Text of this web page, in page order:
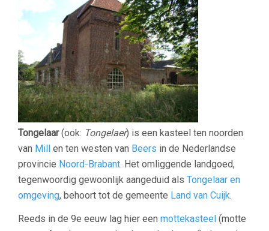
Tongelaar(ook: Tongelaer) is een kasteel ten noorden
van Mill en ten westen van Beers in de Nederlandse
provincie Noord-Brabant. Het omliggende landgoed,
tegenwoordig gewoonlijk aangeduid als Tongelaar en
omgeving, behoort tot de gemeente Land van Cuijk.
Reeds in de 9e eeuw lag hier een mottekasteel (motte